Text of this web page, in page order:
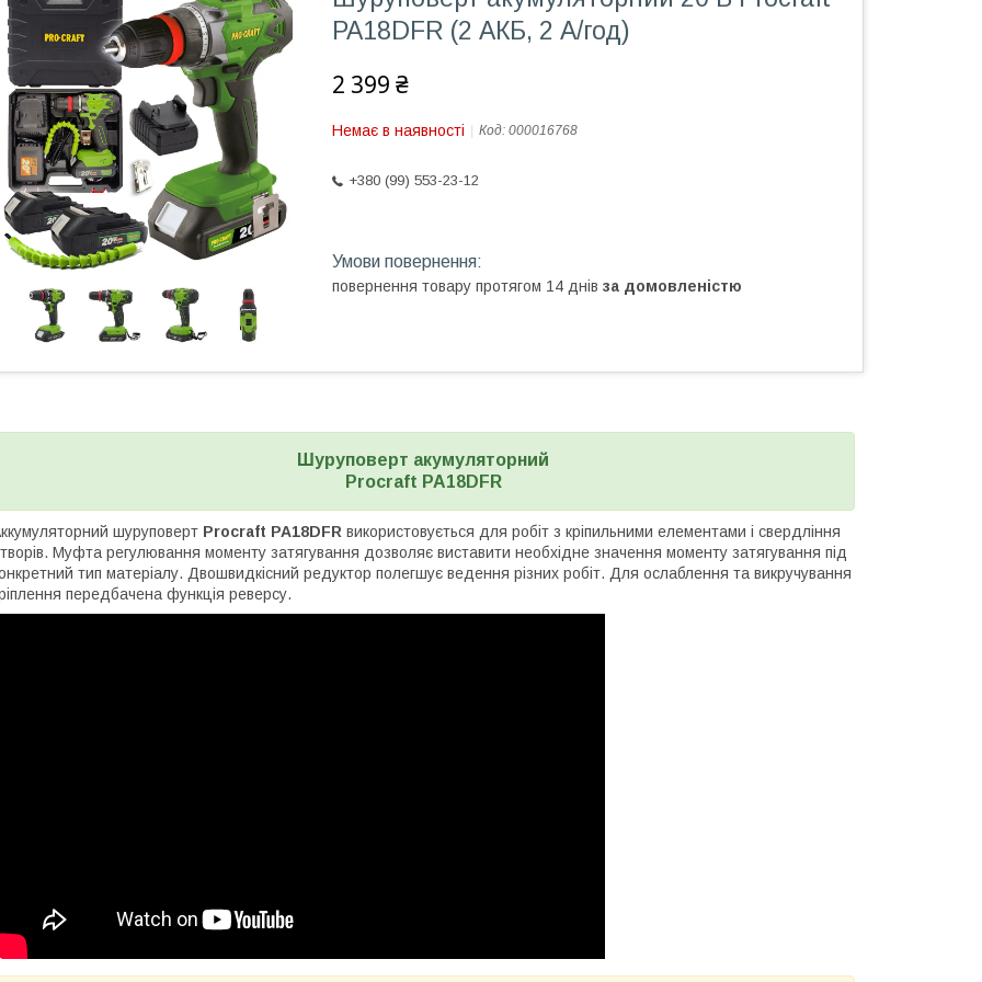
PA18DFR (2 АКБ, 2 А/год)
2 399 ₴
Немає в наявності Код: 000016768
+380 (99) 553-23-12
повернення товару протягом 14 днів за домовленістю
Шуруповерт акумуляторний
Procraft PA18DFR
шуруповерт Procraft PA18DFR використовується для робіт з кріпильними елементами і свердління
Муфта регулювання моменту затягування дозволяє виставити необхідне значення моменту затягування під
тип матеріалу. Двошвидкісний редуктор полегшує ведення різних робіт. Для ослаблення та викручування
передбачена функція реверсу.